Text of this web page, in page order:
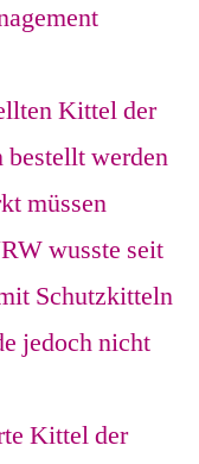
Kittel der
bestellt werden
müssen
wusste seit
Schutzkitteln
jedoch nicht
Kittel der